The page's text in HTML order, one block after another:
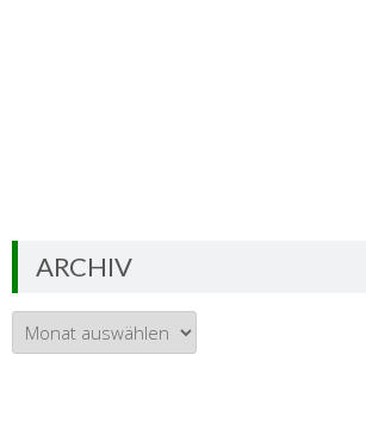
ARCHIV
Archiv